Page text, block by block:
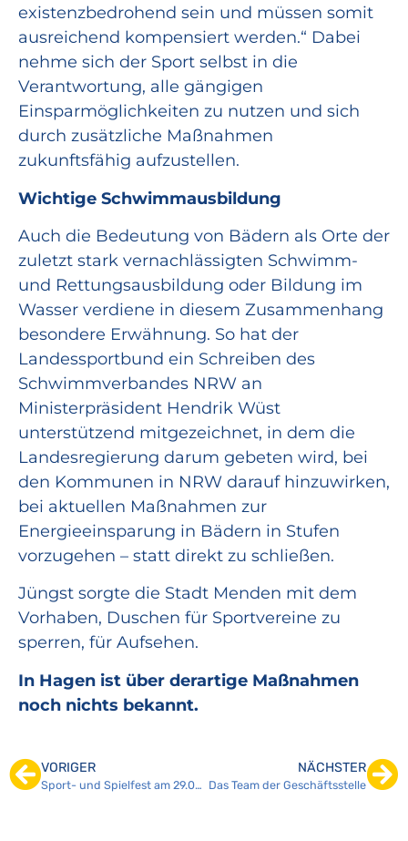
existenzbedrohend sein und müssen somit
ausreichend kompensiert werden.“ Dabei
nehme sich der Sport selbst in die
Verantwortung, alle gängigen
Einsparmöglichkeiten zu nutzen und sich
durch zusätzliche Maßnahmen
zukunftsfähig aufzustellen.
Wichtige Schwimmausbildung
Auch die Bedeutung von Bädern als Orte der
zuletzt stark vernachlässigten Schwimm-
und Rettungsausbildung oder Bildung im
Wasser verdiene in diesem Zusammenhang
besondere Erwähnung. So hat der
Landessportbund ein Schreiben des
Schwimmverbandes NRW an
Ministerpräsident Hendrik Wüst
unterstützend mitgezeichnet, in dem die
Landesregierung darum gebeten wird, bei
den Kommunen in NRW darauf hinzuwirken,
bei aktuellen Maßnahmen zur
Energieeinsparung in Bädern in Stufen
vorzugehen – statt direkt zu schließen.
Jüngst sorgte die Stadt Menden mit dem
Vorhaben, Duschen für Sportvereine zu
sperren, für Aufsehen.
In Hagen ist über derartige Maßnahmen
noch nichts bekannt.
VORIGER
Sport- und Spielfest am 29.07.2022
NÄCHSTER
Das Team der Geschäftsstelle